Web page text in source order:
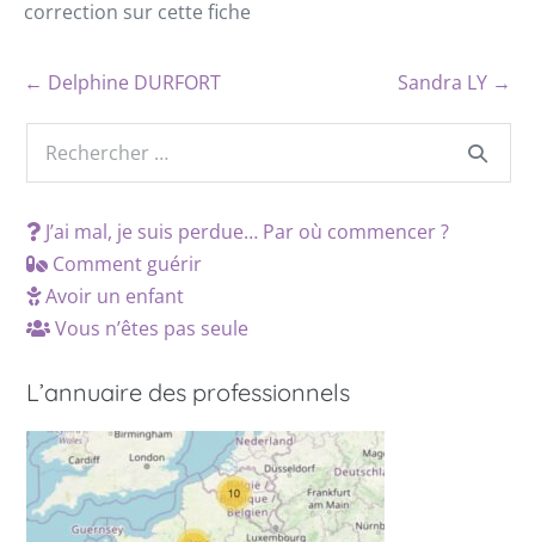
correction sur cette fiche
← Delphine DURFORT Sandra LY →
J’ai mal, je suis perdue… Par où commencer ?
Comment guérir
Avoir un enfant
Vous n’êtes pas seule
L’annuaire des professionnels